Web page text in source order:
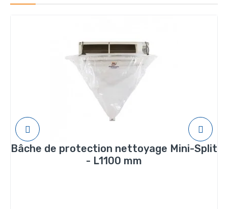
Bâche de protection nettoyage Mini-Split
- L1100 mm